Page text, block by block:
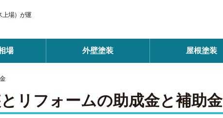
上場）が運
場 外壁塗装 屋根塗装
リフォームの助成金と補助金